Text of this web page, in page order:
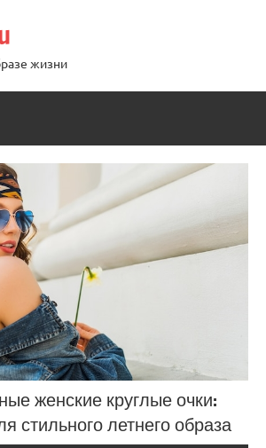
жизни
женские круглые очки:
стильного летнего образа